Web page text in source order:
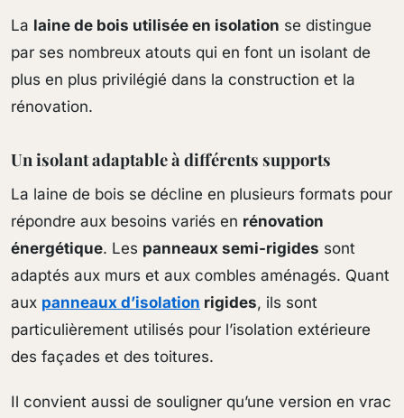
La laine de bois utilisée en isolation se distingue
par ses nombreux atouts qui en font un isolant de
plus en plus privilégié dans la construction et la
rénovation.
Un isolant adaptable à différents supports
La laine de bois se décline en plusieurs formats pour
répondre aux besoins variés en rénovation
énergétique. Les panneaux semi-rigides sont
adaptés aux murs et aux combles aménagés. Quant
aux panneaux d’isolation rigides, ils sont
particulièrement utilisés pour l’isolation extérieure
des façades et des toitures.
Il convient aussi de souligner qu’une version en vrac